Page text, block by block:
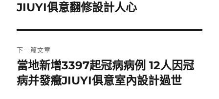
導
覽
一
文
章:
JIUYI俱意翻修設計人心
下一篇文章
下
一
當地新增3397起冠病病例 12人因冠
病并發癥JIUYI俱意室內設計過世